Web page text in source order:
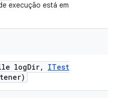
execução está em
logDir,
ITest